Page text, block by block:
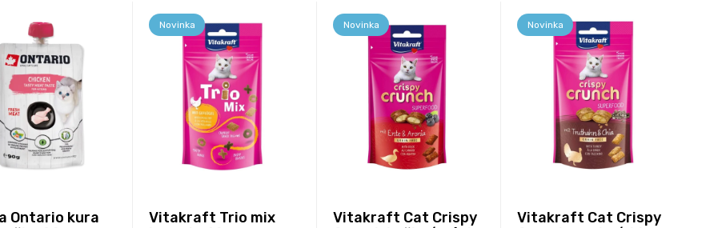
Ontario kura
Novinka
Vitakraft Trio mix
Novinka
Vitakraft Cat Crispy
Novinka
Vitakraft Cat Crispy